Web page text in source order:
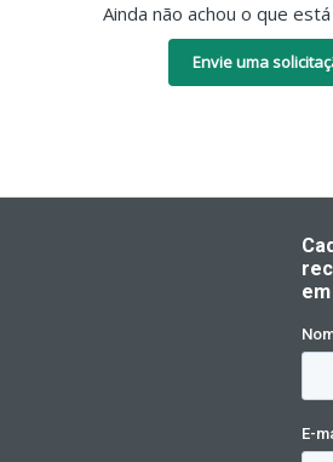
Ainda não achou o que
Envie uma